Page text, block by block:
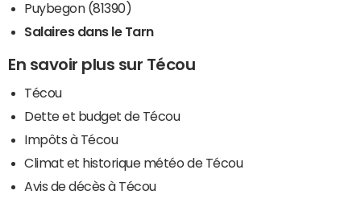
Puybegon (81390)
Salaires dans le Tarn
En savoir plus sur Técou
Técou
Dette et budget de Técou
Impôts à Técou
Climat et historique météo de Técou
Avis de décès à Técou